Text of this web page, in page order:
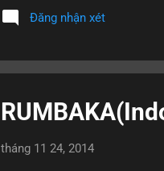
sát
khu
Đăng nhận xét
tháng 11 24, 2014